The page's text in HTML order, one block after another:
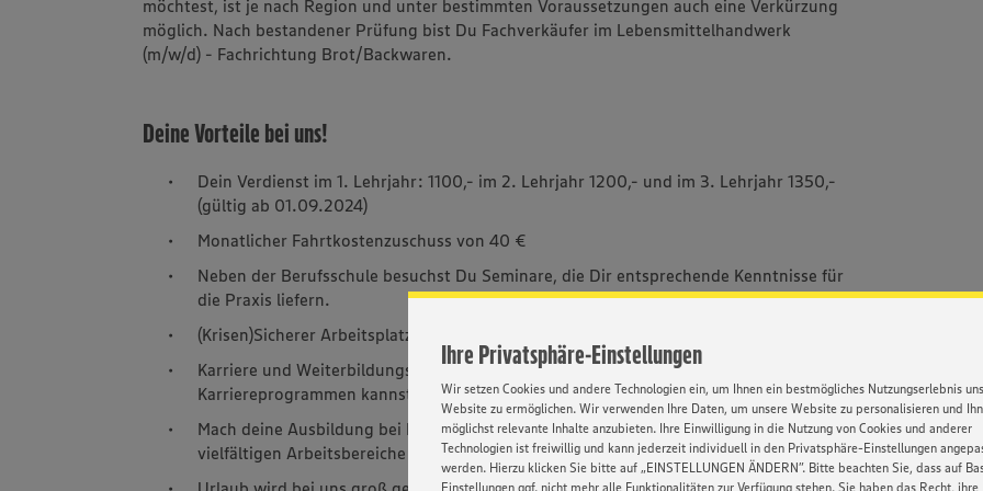
Ihre Privatsphäre-Einstellungen
Wir setzen Cookies und andere Technologien ein, um Ihnen ein bestmögliches Nutzungserlebnis
Website zu ermöglichen. Wir verwenden Ihre Daten, um unsere Website zu personalisieren und
möglichst relevante Inhalte anzubieten. Ihre Einwilligung in die Nutzung von Cookies und anderer
Technologien ist freiwillig und kann jederzeit individuell in den Privatsphäre-Einstellungen
werden. Hierzu klicken Sie bitte auf „EINSTELLUNGEN ÄNDERN”. Bitte beachten Sie, dass auf
Einstellungen ggf. nicht mehr alle Funktionalitäten zur Verfügung stehen. Sie haben das Recht, ihre
möchtest, ist je nach Region und unter bestimmten Voraussetzungen auch eine Verkürzung
möglich. Nach bestandener Prüfung bist Du Fachverkäufer im Lebensmittelhandwerk
(m/w/d) - Fachrichtung Brot/Backwaren.
Deine Vorteile bei uns!
Dein Verdienst im 1. Lehrjahr: 1100,- im 2. Lehrjahr 1200,- und im 3. Lehrjahr 1350,-
(gültig ab 01.09.2024)
Monatlicher Fahrtkostenzuschuss von 40 €
Neben der Berufsschule besuchst Du Seminare, die Dir entsprechende Kenntnisse für
die Praxis liefern.
(Krisen)Sicherer Arbeitsplatz – gegessen wird immer
Karriere und Weiterbildungsmöglichkeiten – Mit Herz, Fleiß & unseren
Karriereprogrammen kannst Du bei uns alles werden
Mach deine Ausbildung bei Backstube Wünsche und lerne Dich selber kennen - die
vielfältigen Arbeitsbereiche und Aufgaben zeigen Dir, wer Du bist!